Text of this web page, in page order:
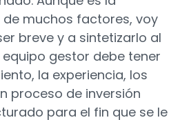
de muchos factores, voy
breve y a sintetizarlo al
equipo gestor debe tener
la experiencia, los
proceso de inversión
para el fin que se le